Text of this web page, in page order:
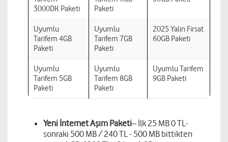
3000DK Paketi
Paketi
Uyumlu
Tarifem 4GB
Paketi
Uyumlu
Tarifem 7GB
Paketi
2025 Yalin Firsat
60GB Paketi
Uyumlu
Tarifem 5GB
Paketi
Uyumlu
Tarifem 8GB
Paketi
Uyumlu Tarifem
9GB Paketi
Yeni İnternet Aşım Paketi– İlk 25 MB 0 TL-
sonraki 500 MB / 240 TL - 500 MB bittikten